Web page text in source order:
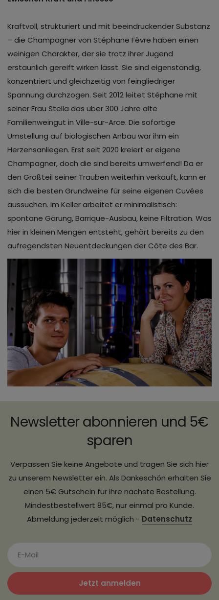
Kraftvoll, strukturiert und mit beeindruckender Substanz
– die Champagner von Stéphane Fèvre haben einen
weinigen Charakter, der sie trotz ihrer Jugend
erstaunlich gereift wirken lässt. Sie sind eigenständig,
konzentriert und gleichzeitig von feingliedriger
Spannung durchzogen. Seit 2012 leitet Stéphane mit
seiner Frau Stella das über 300 Jahre alte
Familienweingut in Ville-sur-Arce. Die sofortige
Umstellung auf biologischen Anbau war ihm ein
Herzensanliegen. Erst seit 2020 kreiert er eigene
Champagner, doch die sind bereits umwerfend! Da er
den Großteil seiner Trauben weiterhin verkauft, kann er
sich die besten Grundweine für seine eigenen Cuvées
aussuchen. Im Keller arbeitet er minimalistisch:
spontane Gärung, Barrique-Ausbau, keine Filtration. Was
hier in kleinen Mengen entsteht, gehört bereits zu den
aufregendsten Neuentdeckungen der Côte des Bar.
Newsletter abonnieren und 5€
sparen
Verpassen Sie keine Angebote und tragen Sie sich hier
zu unserem Newsletter ein. Als Dankeschön erhalten Sie
einen 5€ Gutschein für ihre nächste Bestellung.
Mindestbestellwert 85€, nur einmal pro Kunde.
Abmeldung jederzeit möglich - Datenschutz
Jetzt anmelden